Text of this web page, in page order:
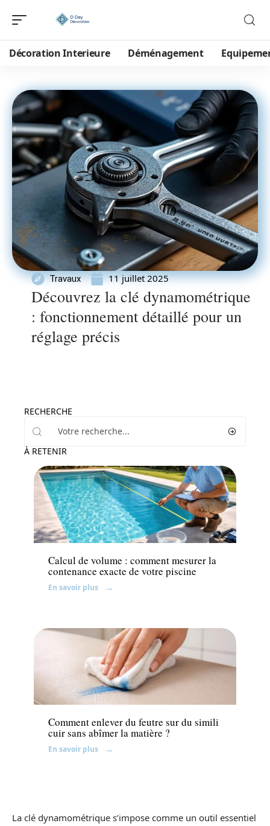
Décoration Interieure Déménagement
Travaux 11 juillet 2025
Découvrez la clé dynamométrique
: fonctionnement détaillé pour un
réglage précis
RECHERCHE
À RETENIR
Piscine
Calcul de volume : comment mesurer la
contenance exacte de votre piscine
En savoir plus
Travaux
Comment enlever du feutre sur du simili
cuir sans abîmer la matière ?
En savoir plus
La clé dynamométrique s’impose comme un outil essentiel